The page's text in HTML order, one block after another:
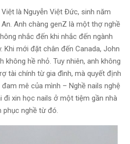
là Nguyễn Việt Đức, sinh năm
Anh chàng genZ là một thợ nghề
nhắc đến khi nhắc đến ngành
Khi mới đặt chân đến Canada, John
không hề nhỏ. Tuy nhiên, anh không
tài chính từ gia đình, mà quyết định
mê của mình – Nghề nails nghệ
đi xin học nails ở một tiệm gần nhà
phục nghề từ đó.